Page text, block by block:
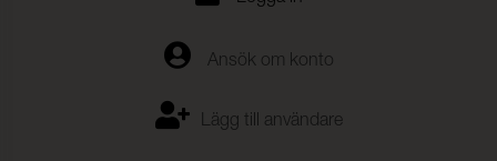
Ansök om konto
Lägg till användare